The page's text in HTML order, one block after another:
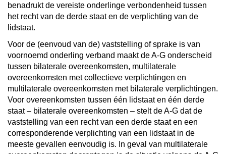
benadrukt de vereiste onderlinge verbondenheid tussen
het recht van de derde staat en de verplichting van de
lidstaat.
Voor de (eenvoud van de) vaststelling of sprake is van
voornoemd onderling verband maakt de A-G onderscheid
tussen bilaterale overeenkomsten, multilaterale
overeenkomsten met collectieve verplichtingen en
multilaterale overeenkomsten met bilaterale verplichtingen.
Voor overeenkomsten tussen één lidstaat en één derde
staat – bilaterale overeenkomsten – stelt de A-G dat de
vaststelling van een recht van een derde staat en een
corresponderende verplichting van een lidstaat in de
meeste gevallen eenvoudig is. In geval van multilaterale